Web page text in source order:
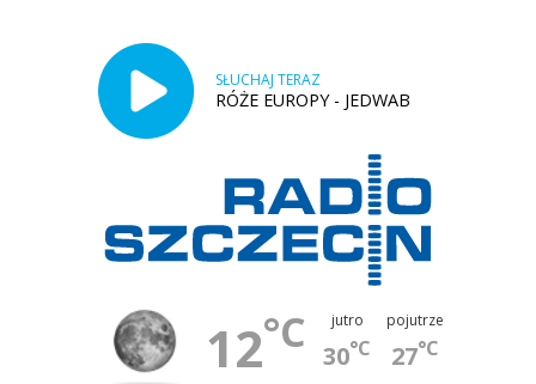
SŁUCHAJ TERAZ
RÓŻE EUROPY - JEDWAB
12°C jutro
30°C
pojutrze
27°C